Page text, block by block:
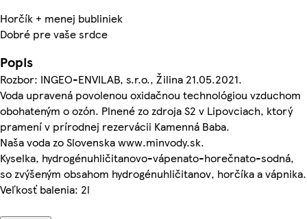
Horčík + menej bubliniek
Dobré pre vaše srdce
Popis
Rozbor: INGEO-ENVILAB, s.r.o., Žilina 21.05.2021.
Voda upravená povolenou oxidačnou technológiou vzduchom
obohateným o ozón. Plnené zo zdroja S2 v Lipovciach, ktorý
pramení v prírodnej rezervácii Kamenná Baba.
Naša voda zo Slovenska www.minvody.sk.
Kyselka, hydrogénuhličitanovo-vápenato-horečnato-sodná,
so zvýšeným obsahom hydrogénuhličitanov, horčíka a vápnika.
Veľkosť balenia: 2l